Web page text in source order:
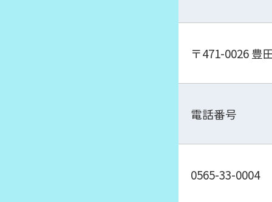
〒471-0026 豊
電話番号
0565-33-0004